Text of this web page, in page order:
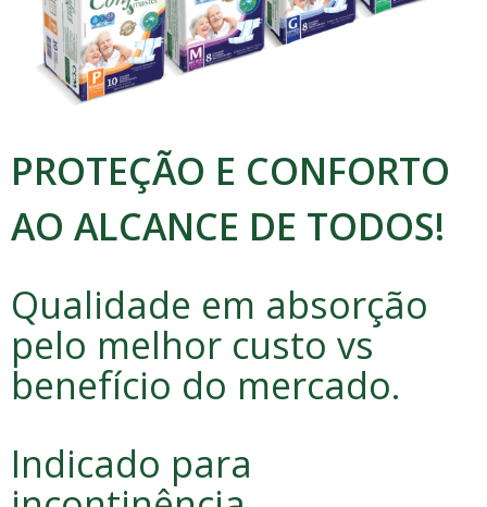
PROTEÇÃO E CONFORTO
AO ALCANCE DE TODOS!
Qualidade em absorção
pelo melhor custo vs
benefício do mercado.
Indicado para